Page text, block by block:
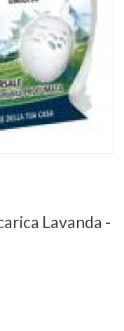
Lavanda -